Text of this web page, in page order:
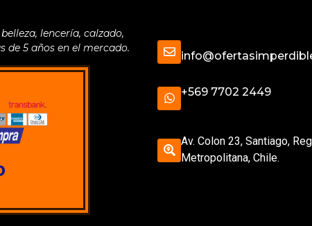
lencería, calzado,
de 5 años en el mercado.
+569 7702 2449
Av. Colon 23, Santiago,
Metropolitana, Chile.